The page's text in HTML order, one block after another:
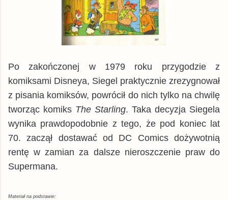
Po zakończonej w 1979 roku przygodzie z
komiksami Disneya, Siegel praktycznie zrezygnował
z pisania komiksów, powrócił do nich tylko na chwilę
tworząc komiks The Starling. Taka decyzja Siegela
wynika prawdopodobnie z tego, że pod koniec lat
70. zaczął dostawać od DC Comics dożywotnią
rentę w zamian za dalsze nieroszczenie praw do
Supermana.
Materiał na podstawie: